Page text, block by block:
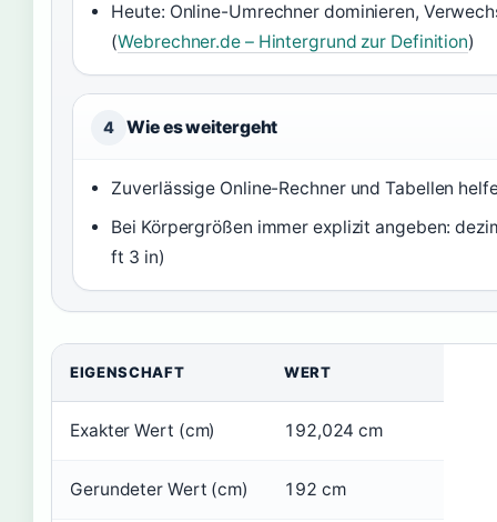
Heute: Online-Umrechner dominieren,
(Webrechner.de – Hintergrund zur Definition)
4 Wie es weitergeht
Zuverlässige Online-Rechner und Tabellen
Bei Körpergrößen immer explizit angeben:
ft 3 in)
EIGENSCHAFT WERT
Exakter Wert (cm) 192,024 cm
Gerundeter Wert (cm) 192 cm